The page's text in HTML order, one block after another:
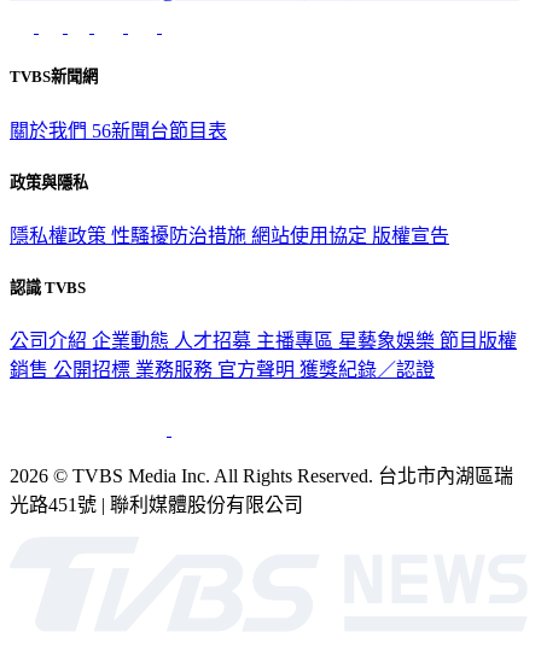
TVBS新聞網
關於我們 56新聞台節目表
政策與隱私
隱私權政策 性騷擾防治措施 網站使用協定 版權宣告
認識 TVBS
公司介紹 企業動態 人才招募 主播專區 星藝象娛樂 節目版權
銷售 公開招標 業務服務 官方聲明 獲獎紀錄／認證
2026 © TVBS Media Inc. All Rights Reserved. 台北市內湖區瑞
光路451號 | 聯利媒體股份有限公司